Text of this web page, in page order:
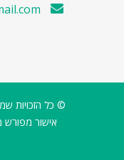
© כל הזכויות
אישור